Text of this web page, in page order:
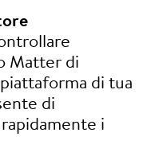
Matter di
di tua
di
i